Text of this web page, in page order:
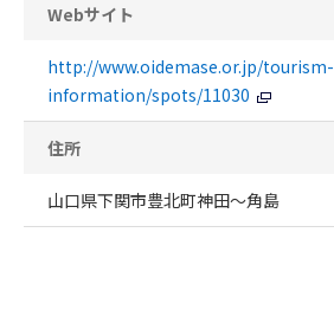
Webサイト
http://www.oidemase.or.jp/tourism-
information/spots/11030
住所
山口県下関市豊北町神田～角島